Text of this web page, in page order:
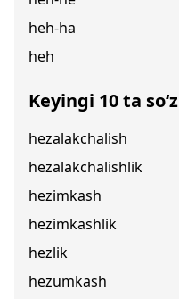
heh-ha
heh
Keyingi 10 ta so‘z
hezalakchalish
hezalakchalishlik
hezimkash
hezimkashlik
hezlik
hezumkash